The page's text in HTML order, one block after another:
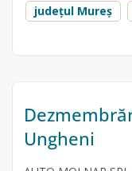
județul Mureș
Ungheni